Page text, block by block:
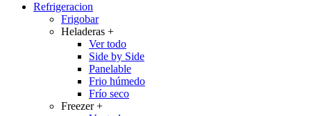
Refrigeracion
Frigobar
Heladeras +
Ver todo
Side by Side
Panelable
Frio húmedo
Frío seco
Freezer+